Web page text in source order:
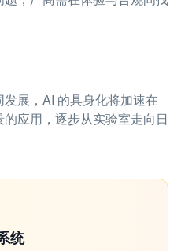
展，AI 的具身化将加速在
应用，逐步从实验室走向日
统